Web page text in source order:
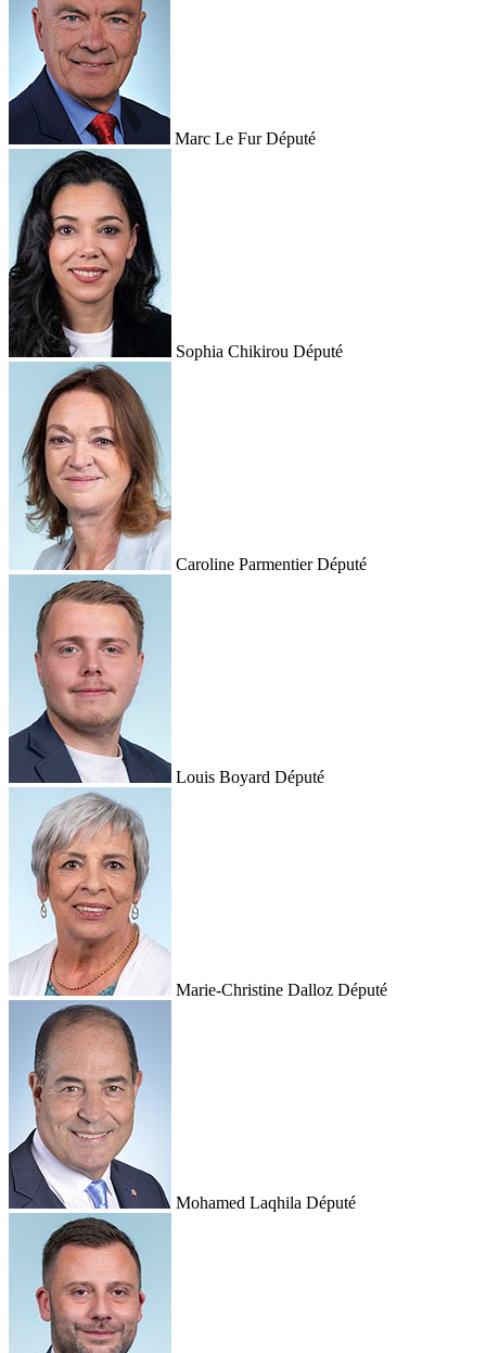
Marc Le Fur Député
Sophia Chikirou Député
Caroline Parmentier Député
Louis Boyard Député
Marie-Christine Dalloz Député
Mohamed Laqhila Député